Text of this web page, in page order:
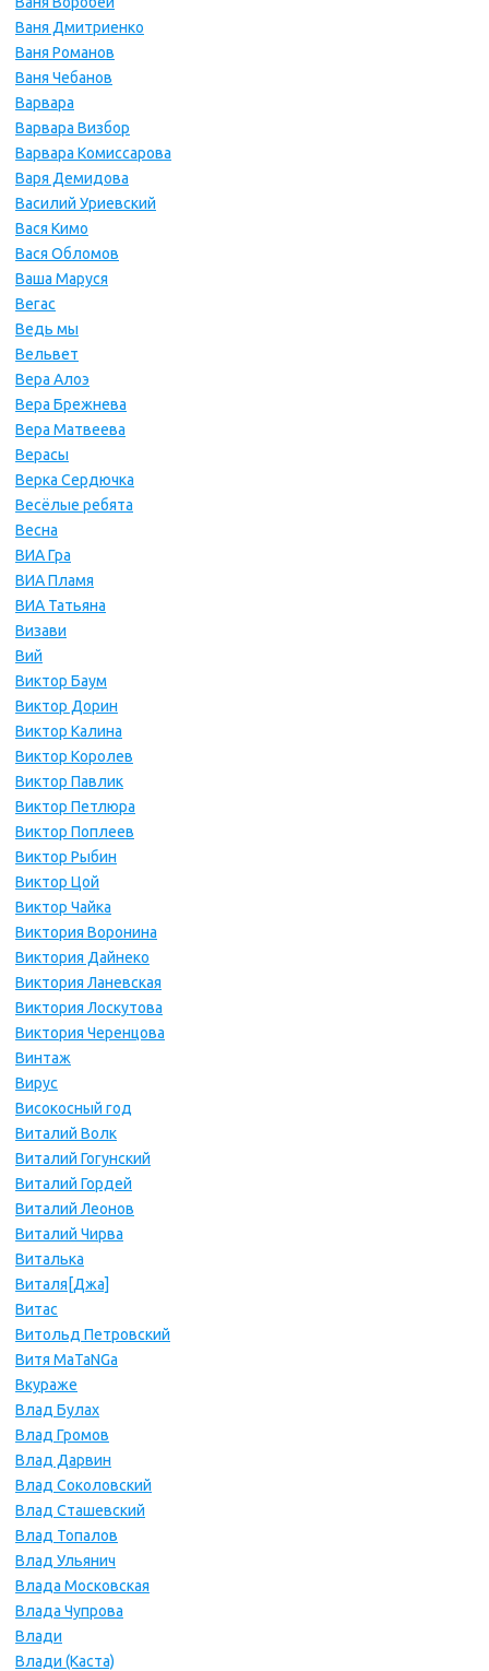
Ваня Дмитриенко
Ваня Романов
Ваня Чебанов
Варвара
Варвара Визбор
Варвара Комиссарова
Варя Демидова
Василий Уриевский
Вася Кимо
Вася Обломов
Ваша Маруся
Вегас
Ведь мы
Вельвет
Вера Алоэ
Вера Брежнева
Вера Матвеева
Верасы
Верка Сердючка
Весёлые ребята
Весна
ВИА Гра
ВИА Пламя
ВИА Татьяна
Визави
Вий
Виктор Баум
Виктор Дорин
Виктор Калина
Виктор Королев
Виктор Павлик
Виктор Петлюра
Виктор Поплеев
Виктор Рыбин
Виктор Цой
Виктор Чайка
Виктория Воронина
Виктория Дайнеко
Виктория Ланевская
Виктория Лоскутова
Виктория Черенцова
Винтаж
Вирус
Високосный год
Виталий Волк
Виталий Гогунский
Виталий Гордей
Виталий Леонов
Виталий Чирва
Виталька
Виталя[Джа]
Витас
Витольд Петровский
Витя MaTaNGa
Вкураже
Влад Булах
Влад Громов
Влад Дарвин
Влад Соколовский
Влад Сташевский
Влад Топалов
Влад Ульянич
Влада Московская
Влада Чупрова
Влади
Влади (Каста)